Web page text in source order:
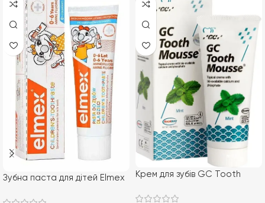
Зубна паста для дітей Elmex
Крем для зубiв GC Tooth